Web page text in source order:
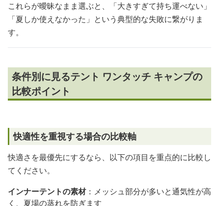
これらが曖昧なまま選ぶと、「大きすぎて持ち運べない」
「夏しか使えなかった」という典型的な失敗に繋がりま
す。
条件別に見るテント ワンタッチ キャンプの
比較ポイント
快適性を重視する場合の比較軸
快適さを最優先にするなら、以下の項目を重点的に比較し
てください。
インナーテントの素材：メッシュ部分が多いと通気性が高
く、夏場の蒸れを防ぎます